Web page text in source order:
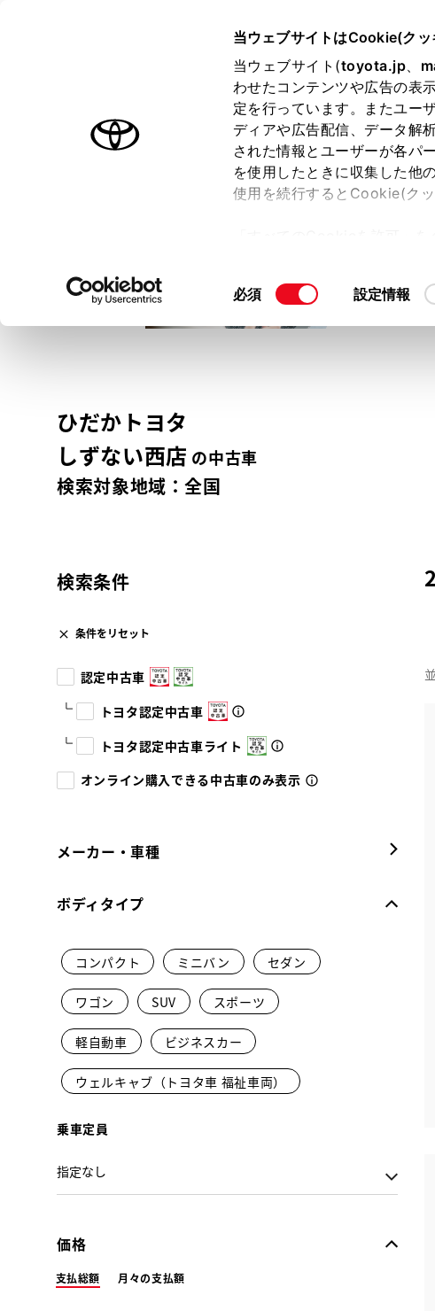
当ウェブサイトはCookie(クッ
当ウェブサイト(toyota.jp、
わせたコンテンツや広告の表
定を行っています。またユー
ディアや広告配信、データ解
された情報とユーザーが各パ
を使用したときに収集した他
使用を続行するとCookie(ク
て」をご覧ください。
同
必須 設定情報
オーナーサポート トピックス
トヨタ認定中古車
トヨタ認定中古車の魅力 3つの買い方 オンラ
ひだかトヨタ
しずない西店 の中古車
検索対象地域：全国
検索条件
条件をリセット
認定中古車
トヨタ認定中古車
トヨタ認定中古車ライト
オンライン購入できる中古車のみ表示
メーカー・車種
ボディタイプ
コンパクト ミニバン セダン
ワゴン SUV スポーツ
軽自動車 ビジネスカー
ウェルキャブ（トヨタ車 福祉車両）
乗車定員
価格
支払総額 月々の支払額